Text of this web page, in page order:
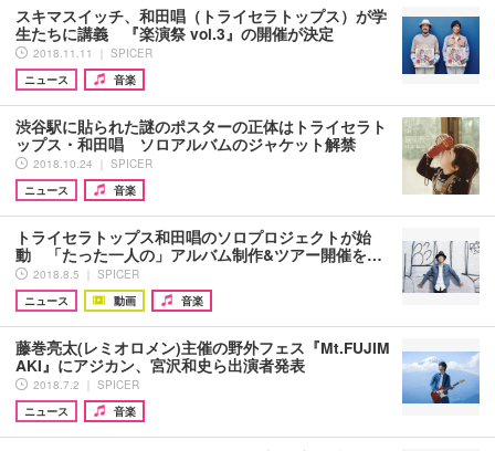
スキマスイッチ、和田唱（トライセラトップス）が学
生たちに講義 『楽演祭 vol.3』の開催が決定
2018.11.11 ｜ SPICER
ニュース
音楽
渋谷駅に貼られた謎のポスターの正体はトライセラト
ップス・和田唱 ソロアルバムのジャケット解禁
2018.10.24 ｜ SPICER
ニュース
音楽
トライセラトップス和田唱のソロプロジェクトが始
動 「たった一人の」アルバム制作&ツアー開催を…
2018.8.5 ｜ SPICER
ニュース
動画 音楽
藤巻亮太(レミオロメン)主催の野外フェス『Mt.FUJIM
AKI』にアジカン、宮沢和史ら出演者発表
2018.7.2 ｜ SPICER
ニュース
音楽